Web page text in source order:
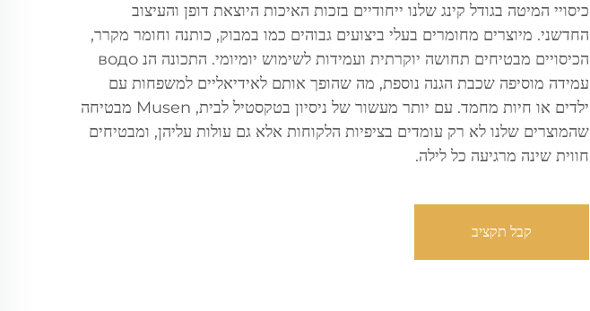
כיסויי המיטה בגודל קינג שלנו ייחודיים בזכות האיכות היוצאת דופן והעיצוב
החדשני. מיוצרים מחומרים בעלי ביצועים גבוהים כמו במבוק, כותנה וחומר מקרר,
הכיסויים מבטיחים תחושה יוקרתית ועמידות לשימוש יומיומי. התכונה הנ водо
עמידה מוסיפה שכבת הגנה נוספת, מה שהופך אותם לאידיאליים למשפחות עם
ילדים או חיות מחמד. עם יותר מעשור של ניסיון בטקסטיל לבית, Musen מבטיחה
שהמוצרים שלנו לא רק עומדים בציפיות הלקוחות אלא גם עולות עליהן, ומבטיחים
חווית שינה מרגיעה כל לילה.
קבל תקציב